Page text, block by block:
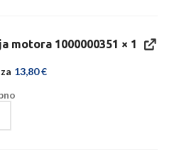
motora 1000000351 × 1
13,80€